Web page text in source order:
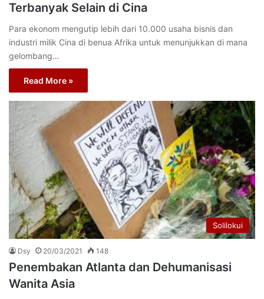
Terbanyak Selain di Cina
Para ekonom mengutip lebih dari 10.000 usaha bisnis dan
industri milik Cina di benua Afrika untuk menunjukkan di mana
gelombang…
Read More »
Solilokui
Dsy 20/03/2021 148
Penembakan Atlanta dan Dehumanisasi
Wanita Asia